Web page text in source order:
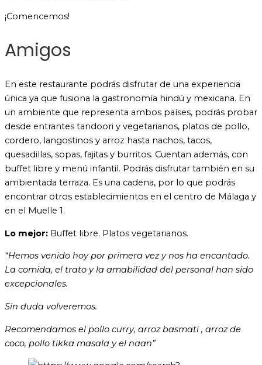
¡Comencemos!
Amigos
En este restaurante podrás disfrutar de una experiencia
única ya que fusiona la gastronomía hindú y mexicana. En
un ambiente que representa ambos países, podrás probar
desde entrantes tandoori y vegetarianos, platos de pollo,
cordero, langostinos y arroz hasta nachos, tacos,
quesadillas, sopas, fajitas y burritos. Cuentan además, con
buffet libre y menú infantil. Podrás disfrutar también en su
ambientada terraza. Es una cadena, por lo que podrás
encontrar otros establecimientos en el centro de Málaga y
en el Muelle 1.
Lo mejor: Buffet libre. Platos vegetarianos.
“Hemos venido hoy por primera vez y nos ha encantado.
La comida, el trato y la amabilidad del personal han sido
excepcionales.
Sin duda volveremos.
Recomendamos el pollo curry, arroz basmati , arroz de
coco, pollo tikka masala y el naan”